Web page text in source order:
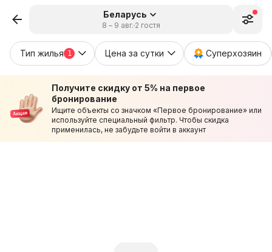
Беларусь
8 – 9 авг. 2 гостя
Тип жилья 1 Цена за сутки Суперхозяин
Получите скидку от 5% на первое
бронирование
Ищите объекты со значком «Первое бронирование» или
используйте специальный фильтр. Чтобы скидка
применилась, не забудьте войти в аккаунт